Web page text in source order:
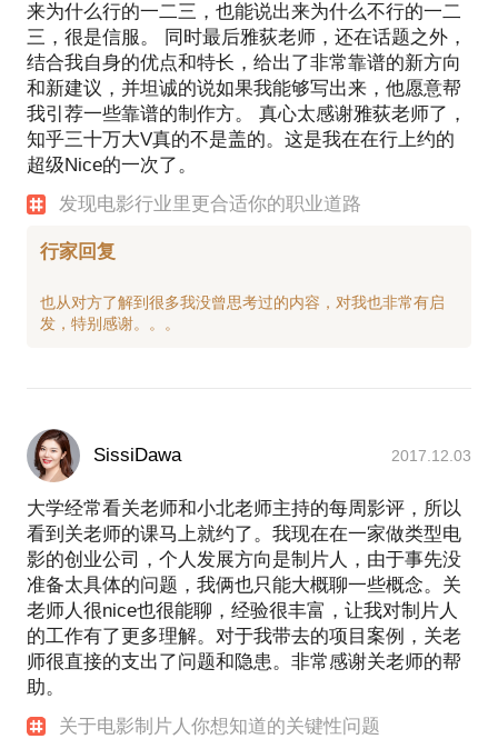
来为什么行的一二三，也能说出来为什么不行的一二
三，很是信服。 同时最后雅荻老师，还在话题之外，
结合我自身的优点和特长，给出了非常靠谱的新方向
和新建议，并坦诚的说如果我能够写出来，他愿意帮
我引荐一些靠谱的制作方。 真心太感谢雅荻老师了，
知乎三十万大V真的不是盖的。这是我在在行上约的
超级Nice的一次了。
发现电影行业里更合适你的职业道路
行家回复
也从对方了解到很多我没曾思考过的内容，对我也非常有启
SissiDawa 2017.12.03
大学经常看关老师和小北老师主持的每周影评，所以
看到关老师的课马上就约了。我现在在一家做类型电
影的创业公司，个人发展方向是制片人，由于事先没
准备太具体的问题，我俩也只能大概聊一些概念。关
老师人很nice也很能聊，经验很丰富，让我对制片人
的工作有了更多理解。对于我带去的项目案例，关老
师很直接的支出了问题和隐患。非常感谢关老师的帮
助。
关于电影制片人你想知道的关键性问题